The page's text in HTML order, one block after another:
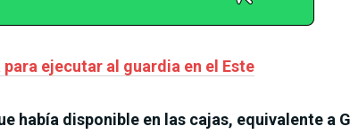
ejecutar al guardia en el Este
había disponible en las cajas, equivalente a